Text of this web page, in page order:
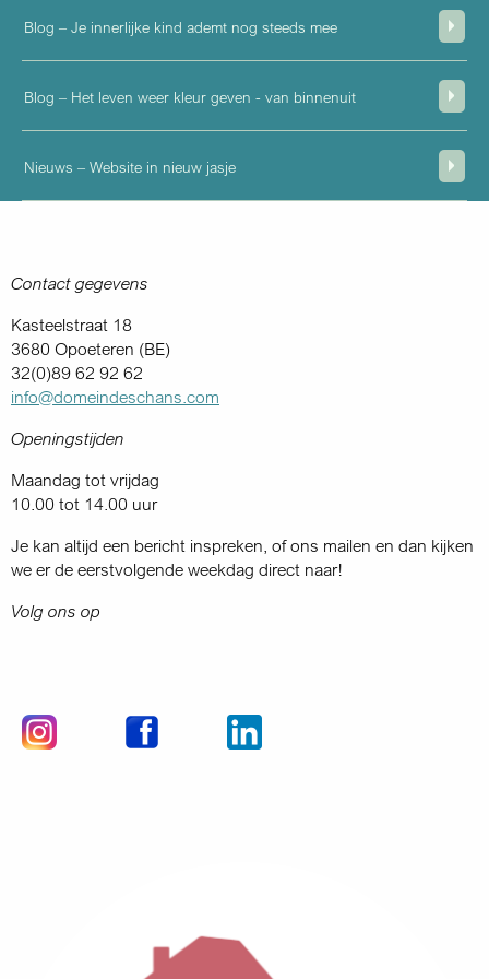
Blog – Je innerlijke kind ademt nog steeds mee
Blog – Het leven weer kleur geven - van binnenuit
Nieuws – Website in nieuw jasje
Contact gegevens
Kasteelstraat 18
3680 Opoeteren (BE)
32(0)89 62 92 62
info@domeindeschans.com
Openingstijden
Maandag tot vrijdag
10.00 tot 14.00 uur
Je kan altijd een bericht inspreken, of ons mailen en dan kijken
we er de eerstvolgende weekdag direct naar!
Volg ons op